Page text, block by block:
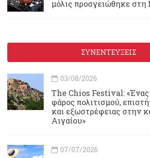
μόλις προσγειώθηκε
ΣΥΝΕΝΤΕΥΞΕΙΣ
03/08/2026
Τhe Chios Festival:
φάρος πολιτισμού,
και εξωστρέφειας στην
Αιγαίου»
07/07/2026